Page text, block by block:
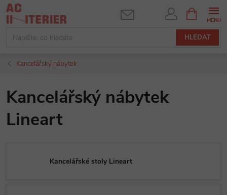
Přejít
na
HLEDAT
NÁKUPNÍ
KOŠÍK
Kancelářský nábytek
Kancelářský nábytek
Lineart
Kancelářské stoly Lineart